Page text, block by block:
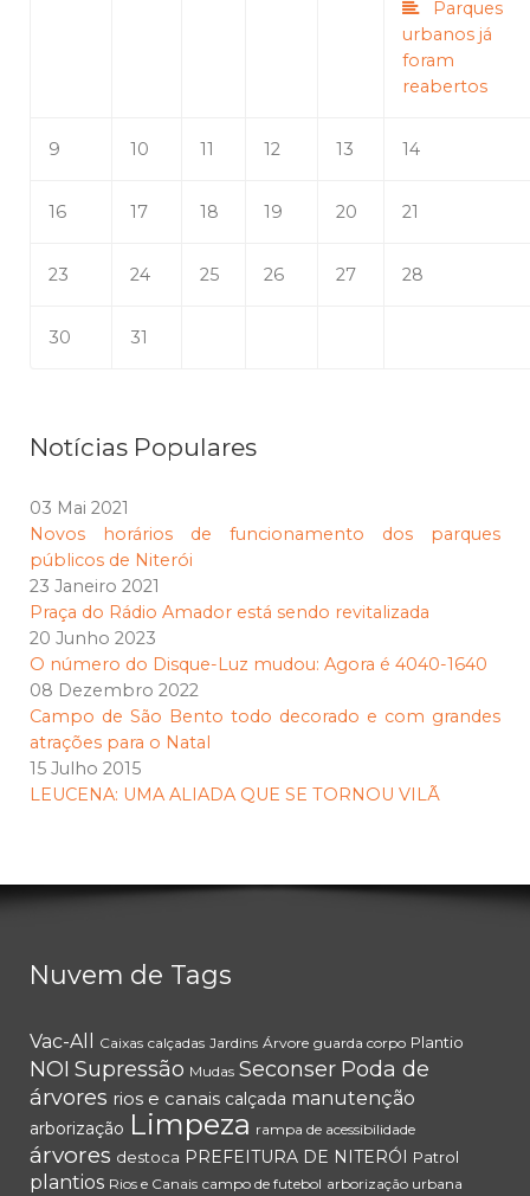
Parques
urbanos já
foram
reabertos
9 10 11 12 13 14
16 17 18 19 20 21
23 24 25 26 27 28
30 31
Notícias Populares
03 Mai 2021
Novos horários de funcionamento dos parques
públicos de Niterói
23 Janeiro 2021
Praça do Rádio Amador está sendo revitalizada
20 Junho 2023
O número do Disque-Luz mudou: Agora é 4040-1640
08 Dezembro 2022
Campo de São Bento todo decorado e com grandes
atrações para o Natal
15 Julho 2015
LEUCENA: UMA ALIADA QUE SE TORNOU VILÃ
Nuvem de Tags
Vac-All Caixas calçadas Jardins Árvore guarda corpo Plantio
NOI Supressão Mudas Seconser Poda de
árvores rios e canais calçada manutenção
arborização Limpeza rampa de acessibilidade
árvores destoca PREFEITURA DE NITERÓI Patrol
plantios Rios e Canais campo de futebol arborização urbana